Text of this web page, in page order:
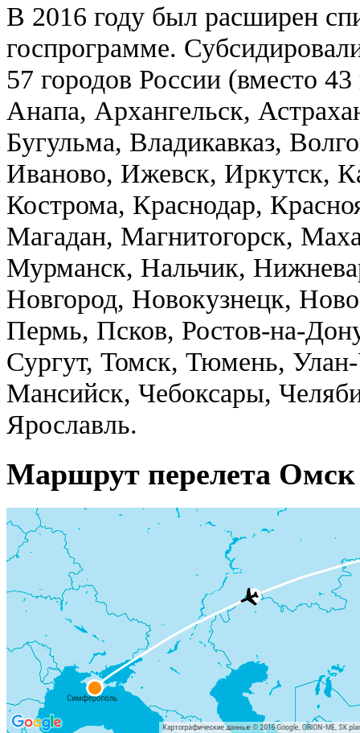
В 2016 году был расширен
госпрограмме.
57 городов России (вместо
Анапа, Архангельск,
Бугульма, Владикавказ,
Иваново, Ижевск, Иркутск,
Кострома, Краснодар,
Магадан, Магнитогорск,
Мурманск, Нальчик,
Новгород, Новокузнецк,
Пермь, Псков, Ростов-на-
Сургут, Томск, Тюмень,
Мансийск, Чебоксары,
Ярославль.
Маршрут перелета